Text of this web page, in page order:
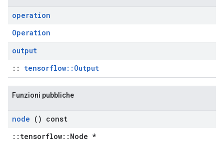
operation
Operation
output
:: tensorflow::Output
Funzioni pubbliche
node () const
::tensorflow::Node *